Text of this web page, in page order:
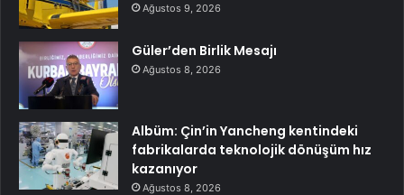
Ağustos 9, 2026
Güler’den Birlik Mesajı
Ağustos 8, 2026
Albüm: Çin’in Yancheng kentindeki
fabrikalarda teknolojik dönüşüm hız
kazanıyor
Ağustos 8, 2026